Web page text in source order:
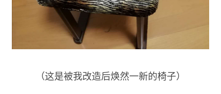
（这是被我改造后焕然一新的椅子）